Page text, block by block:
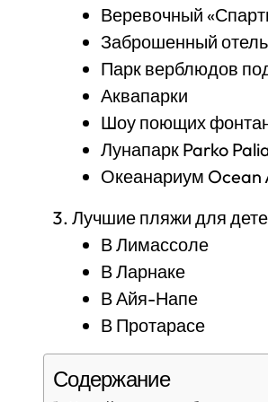
Веревочный
Заброшенный
Парк верблюдов
Аквапарки
Шоу поющих
Лунапарк Parko
Океанариум Ocean
Лучшие пляжи для
В Лимассоле
В Ларнаке
В Айя-Напе
В Протарасе
Содержание